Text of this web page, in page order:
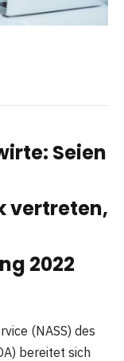
Seien
vertreten,
2022
(NASS) des
bereitet sich